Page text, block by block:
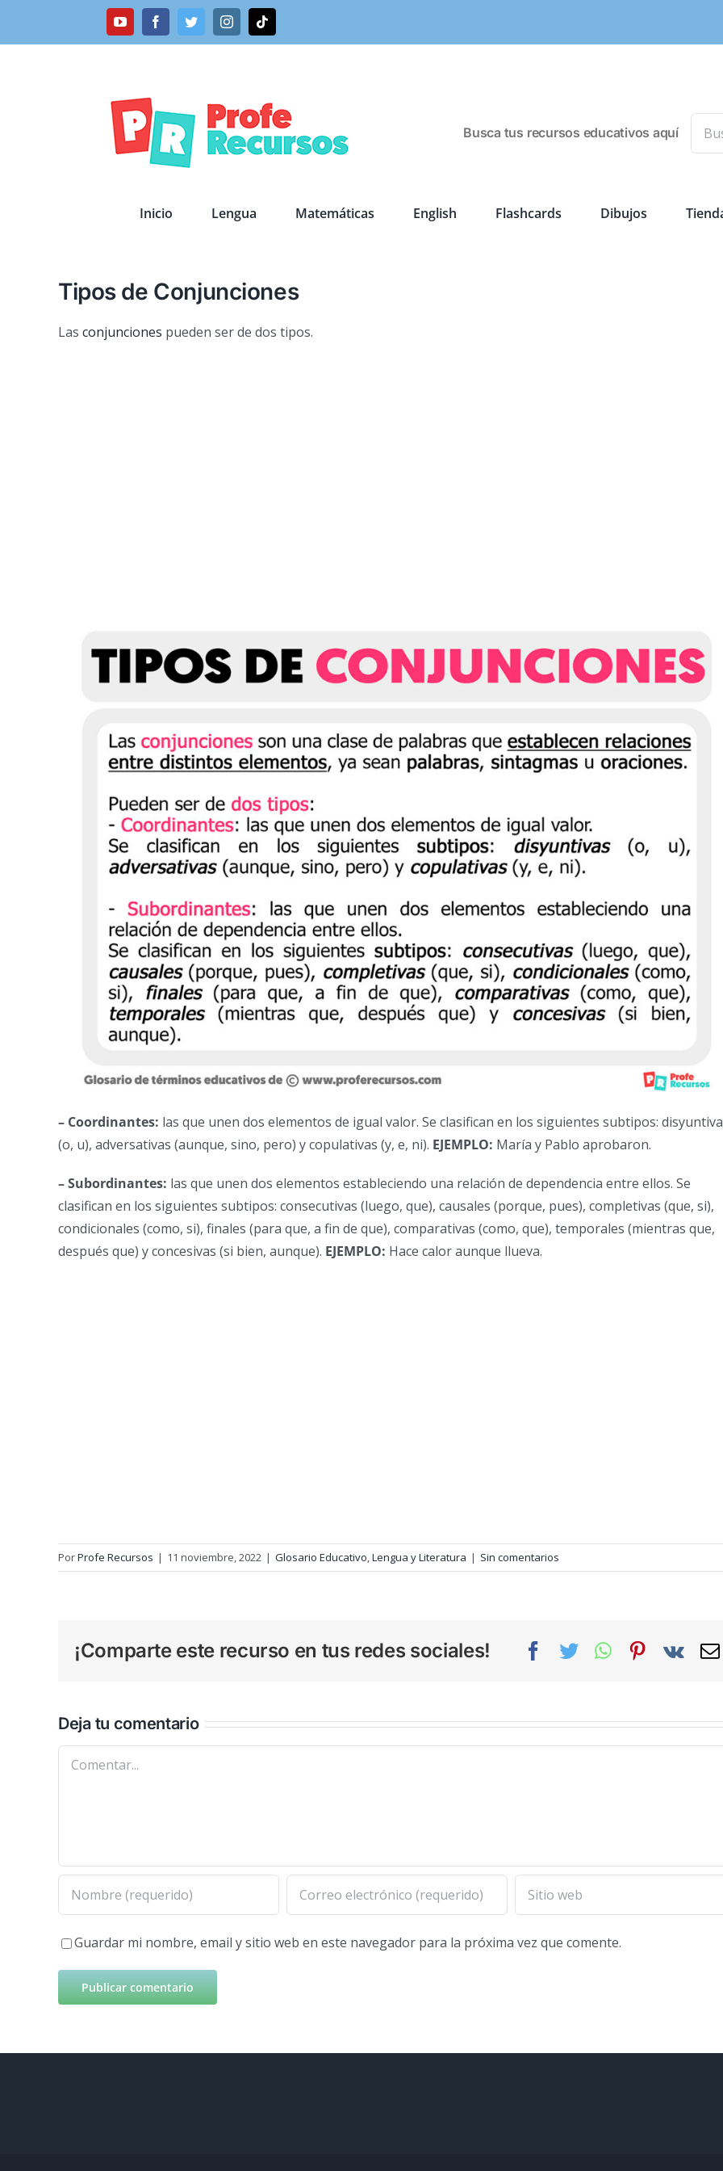
YouTubeFacebookTwitterInstagramTiktok
Busca tus recursos educativos aquí
Inicio Lengua Matemáticas English Flashcards Dibujos
Tipos de Conjunciones
Las conjunciones pueden ser de dos tipos.
– Coordinantes: las que unen dos elementos de igual valor. Se clasifican en los siguientes subtipos:
(o, u), adversativas (aunque, sino, pero) y copulativas (y, e, ni). EJEMPLO: María y Pablo aprobaron.
– Subordinantes: las que unen dos elementos estableciendo una relación de dependencia entre ellos. Se
clasifican en los siguientes subtipos: consecutivas (luego, que), causales (porque, pues), completivas (que, si),
condicionales (como, si), finales (para que, a fin de que), comparativas (como, que), temporales (mientras que,
después que) y concesivas (si bien, aunque). EJEMPLO: Hace calor aunque llueva.
PorProfe Recursos | 11 noviembre, 2022 | Glosario Educativo,Lengua y Literatura | Sin comentarios
¡Comparte este recurso en tus redes sociales! Facebook
TwitterWhatsAppPinterest
Vk
Deja tu comentario
Comentar
Guardar mi nombre, email y sitio web en este navegador para la próxima vez que comente.